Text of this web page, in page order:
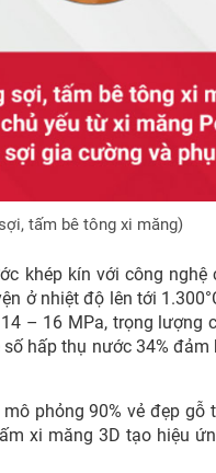
tấm bê tông xi măng)
khép kín với công nghệ
ở nhiệt độ lên tới
– 16 MPa, trọng lượng
hấp thụ nước 34% đảm
phỏng 90% vẻ đẹp gỗ
xi măng 3D tạo hiệu